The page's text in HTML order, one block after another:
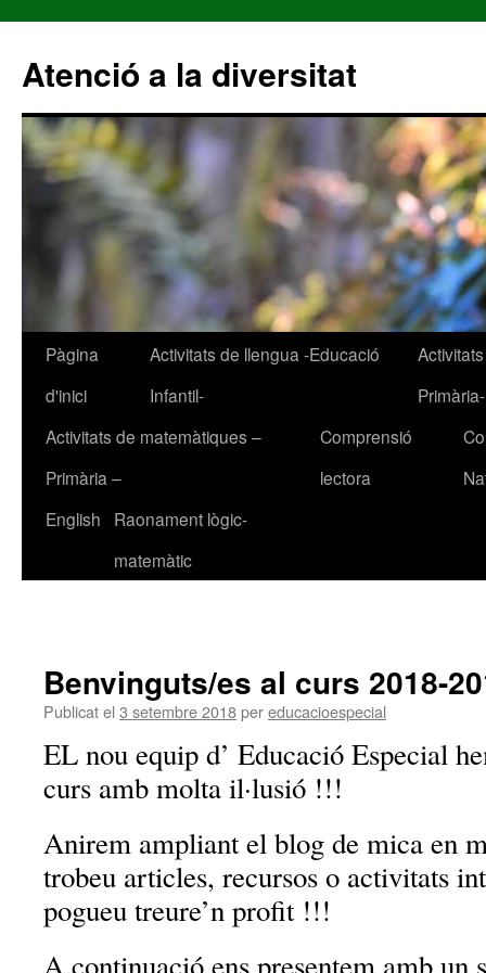
Atenció a la diversitat
Vés
contingut
Pàgina
d'inici
Activitats de llengua -Educació
Infantil-
Primària-
Activitats de matemàtiques –
Primària –
Comprensió
lectora
English
Raonament lògic-
matemàtic
Benvinguts/es al curs 2018-
Publicat el 3 setembre 2018pereducacioespecial
EL nou equip d’ Educació Especial
curs amb molta il·lusió !!!
Anirem ampliant el blog de mica en
trobeu articles, recursos o activitats
pogueu treure’n profit !!!